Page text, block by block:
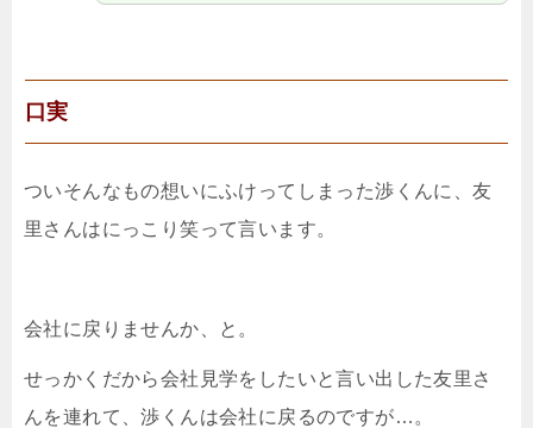
口実
ついそんなもの想いにふけってしまった渉くんに、友
里さんはにっこり笑って言います。
会社に戻りませんか、と。
せっかくだから会社見学をしたいと言い出した友里さ
んを連れて、渉くんは会社に戻るのですが…。